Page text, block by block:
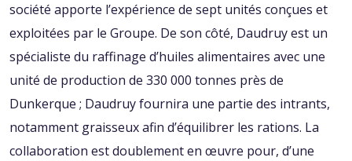
société apporte l’expérience de sept unités conçues et
exploitées par le Groupe. De son côté, Daudruy est un
spécialiste du raffinage d’huiles alimentaires avec une
unité de production de 330 000 tonnes près de
Dunkerque ; Daudruy fournira une partie des intrants,
notamment graisseux afin d’équilibrer les rations. La
collaboration est doublement en œuvre pour, d’une